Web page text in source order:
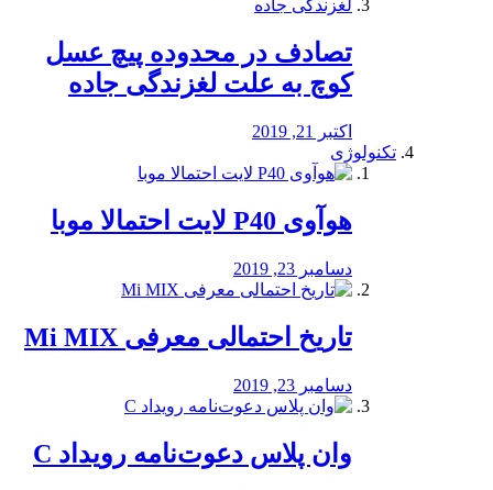
تصادف در محدوده پیچ عسل
کوچ به علت لغزندگی جاده
اکتبر 21, 2019
تکنولوژی
هوآوی P40 لایت احتمالا موبا
دسامبر 23, 2019
تاریخ احتمالی معرفی Mi MIX
دسامبر 23, 2019
وان پلاس دعوت‌نامه رویداد C